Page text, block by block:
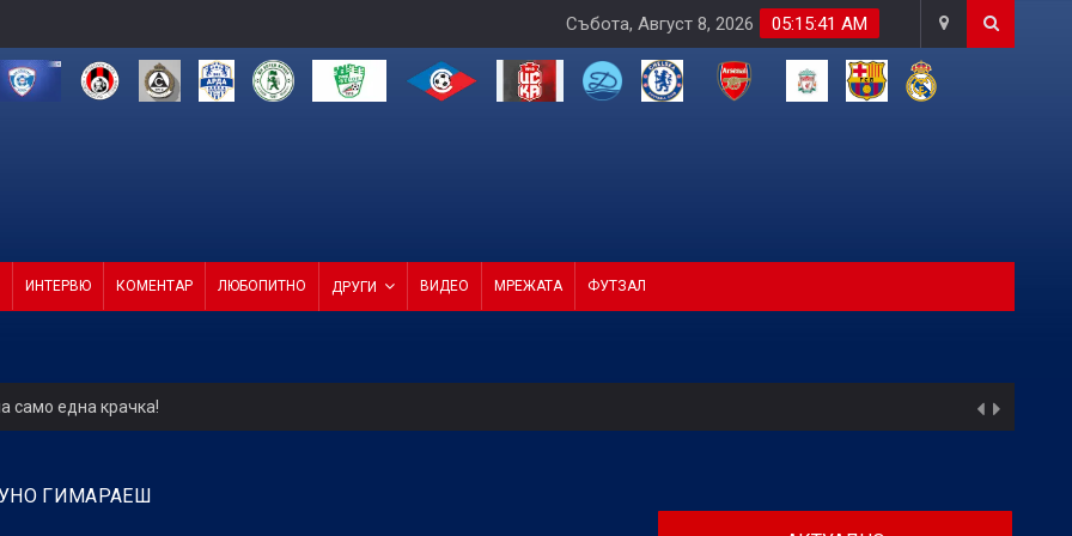
05:15:42 AM
Събота, Август 8, 2026
ИНТЕРВЮ КОМЕНТАР ЛЮБОПИТНО ДРУГИ ВИДЕО МРЕЖАТА ФУТЗАЛ
само една крачка!
от 4 в efbet Лига (ВИДЕО)
ГИМАРАЕШ